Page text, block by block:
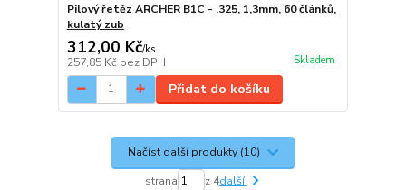
Pilový řetěz ARCHER B1C - .325, 1,3mm, 60 článků,
kulatý zub
312,00 Kč/ks
257,85 Kč bez DPH Skladem
Přidat do košíku
Načíst další produkty (10)
strana z 4další